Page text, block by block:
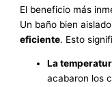
El beneficio más
Un baño bien
eficiente. Esto
La
acabaron los